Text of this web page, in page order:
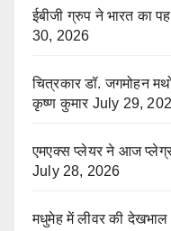
ईबीजी ग्रुप ने भारत का
30, 2026
चित्रकार डॉ. जगमोहन
कृष्ण कुमार July 29,
एमएक्स प्लेयर ने आज
July 28, 2026
मधुमेह में लीवर की